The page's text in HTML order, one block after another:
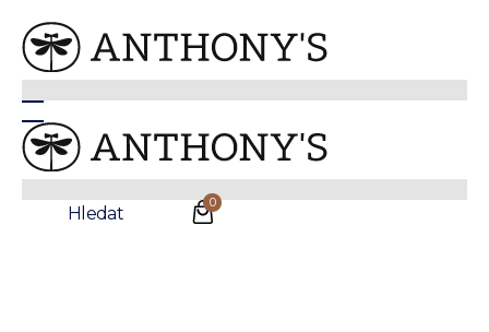
Hledat
0
Anthonys / Oblečení / Kalhoty
Béžové manšestrové kalhoty Dylan
Sleva